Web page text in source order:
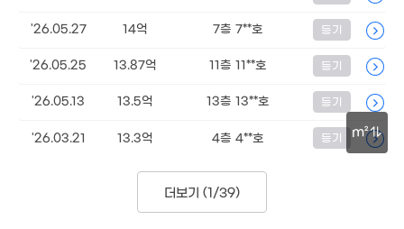
22.9억
'20. 08
14.8억
m²
'26.05.27 14억 7층 7**호 등기
'26.05.25 13.87억 11층 11**호 등기
'26.05.13 13.5억 13층 13**호 등기
'26.03.21 13.3억 4층 4**호 등기
더보기 (1/39)